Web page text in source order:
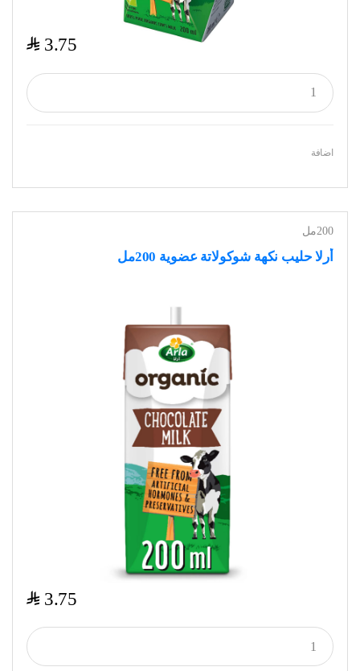
3.75
$
اضافة
200مل
أرلا حليب نكهة شوكولاتة عضوية 200مل
3.75
$